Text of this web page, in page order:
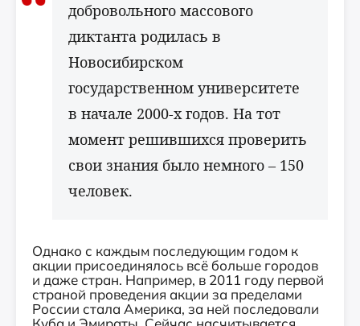
добровольного массового
диктанта родилась в
Новосибирском
государственном университете
в начале 2000-х годов. На тот
момент решившихся проверить
свои знания было немного – 150
человек.
Однако с каждым последующим годом к
акции присоединялось всё больше городов
и даже стран. Например, в 2011 году первой
страной проведения акции за пределами
России стала Америка, за ней последовали